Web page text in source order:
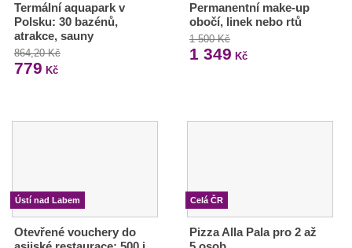
Termální aquapark v
Polsku: 30 bazénů,
atrakce, sauny
864,20 Kč
779 Kč
Permanentní make-up
obočí, linek nebo rtů
1 500 Kč
1 349 Kč
Ústí nad Labem
Otevřené vouchery do
Celá ČR
Pizza Alla Pala pro 2 až